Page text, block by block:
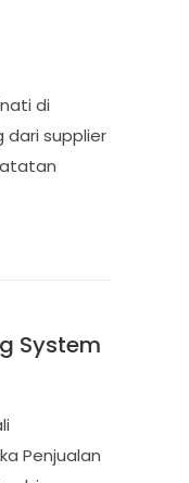
di
dari supplier
System
Penjualan